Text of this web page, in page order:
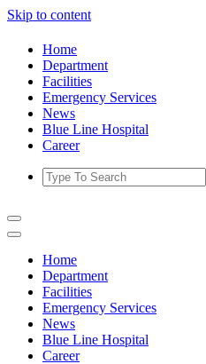
Skip to content
Home
Department
Facilities
Emergency Services
News
Blue Line Hospital
Career
Home
Department
Facilities
Emergency Services
News
Blue Line Hospital
Career